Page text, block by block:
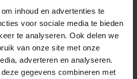
inhoud en advertenties te
voor sociale media te bieden
te analyseren. Ook delen we
van onze site met onze
adverteren en analyseren.
gegevens combineren met